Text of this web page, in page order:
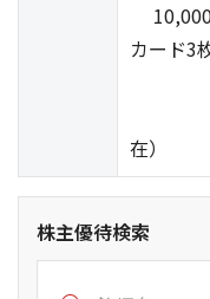
カード3
（
在）
株主優待検索